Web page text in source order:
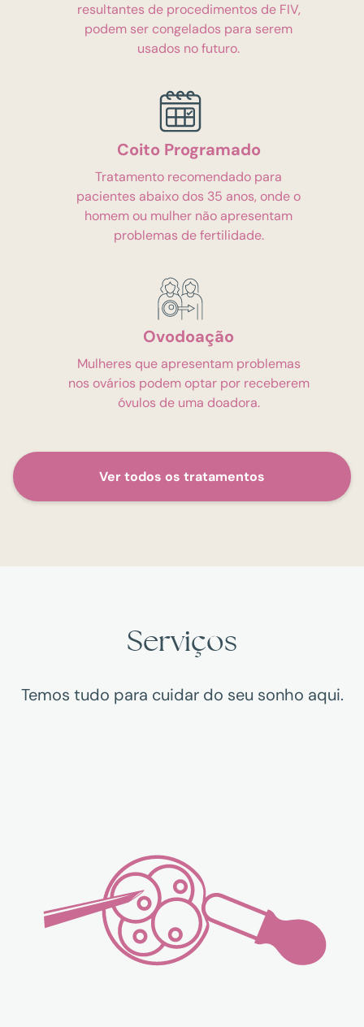
resultantes de procedimentos de FIV,
podem ser congelados para serem
usados no futuro.
Coito Programado
Tratamento recomendado para
pacientes abaixo dos 35 anos, onde o
homem ou mulher não apresentam
problemas de fertilidade.
Ovodoação
Mulheres que apresentam problemas
nos ovários podem optar por receberem
óvulos de uma doadora.
Ver todos os tratamentos
Serviços
Temos tudo para cuidar do seu sonho aqui.